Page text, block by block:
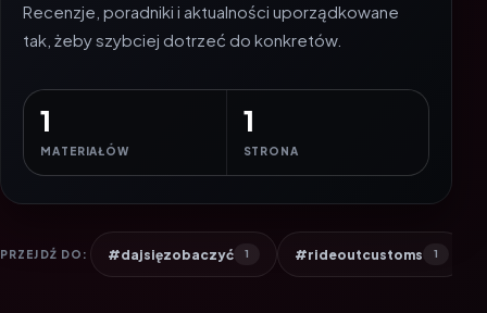
Recenzje, poradniki i aktualności uporządkowane
tak, żeby szybciej dotrzeć do konkretów.
1
MATERIAŁÓW
1
STRONA
PRZEJDŹ DO: #dajsięzobaczyć 1 #rideoutcustoms 1